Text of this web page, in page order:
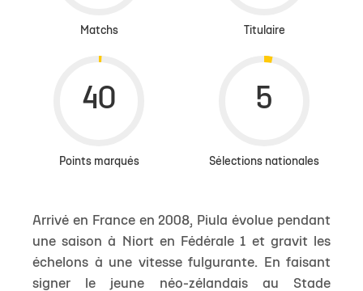
Matchs Titulaire
Points marqués Sélections nationales
Arrivé en France en 2008, Piula évolue pendant
une saison à Niort en Fédérale 1 et gravit les
échelons à une vitesse fulgurante. En faisant
signer le jeune néo-zélandais au Stade